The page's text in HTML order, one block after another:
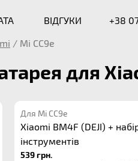
ВІДГУКИ +38
/ Mi CC9e
для
Для Mi CC9e
Xiaomi BM4F (DEJI) +
інструментів
539 грн.